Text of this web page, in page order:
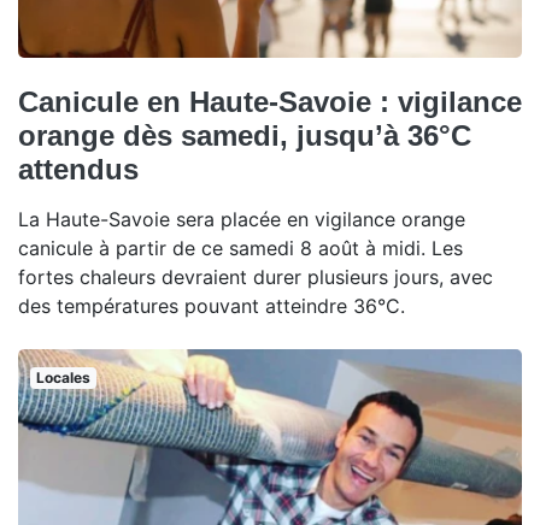
Canicule en Haute-Savoie : vigilance
orange dès samedi, jusqu’à 36°C
attendus
La Haute-Savoie sera placée en vigilance orange
canicule à partir de ce samedi 8 août à midi. Les
fortes chaleurs devraient durer plusieurs jours, avec
des températures pouvant atteindre 36°C.
Locales